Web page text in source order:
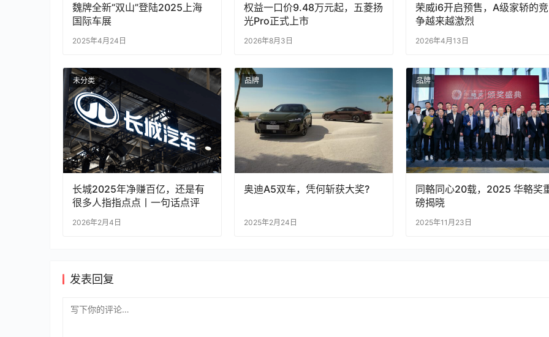
魏牌全新“双山”登陆2025上海
国际车展
2025年4月24日
权益一口价9.48万元起，五菱扬
光Pro正式上市
2026年8月3日
荣威i6开启预售，A级家轿的竞
争越来越激烈
2026年4月13日
未分类
长城2025年净赚百亿，还是有
很多人指指点点丨一句话点评
2026年2月4日
品牌
奥迪A5双车，凭何斩获大奖?
2025年2月24日
品牌
同輅同心20载，2025 华輅奖
磅揭晓
2025年11月23日
发表回复